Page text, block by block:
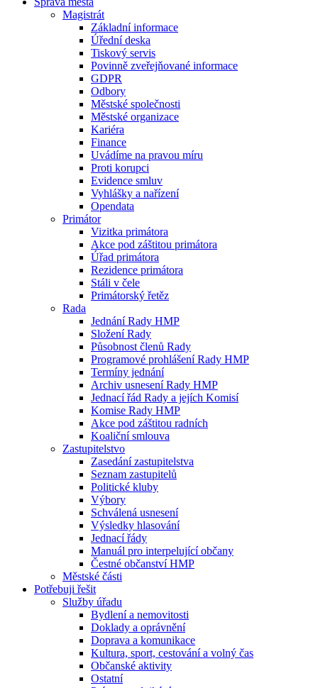
Magistrát
Základní informace
Úřední deska
Tiskový servis
Povinně zveřejňované informace
GDPR
Odbory
Městské společnosti
Městské organizace
Kariéra
Finance
Uvádíme na pravou míru
Proti korupci
Evidence smluv
Vyhlášky a nařízení
Opendata
Primátor
Vizitka primátora
Akce pod záštitou primátora
Úřad primátora
Rezidence primátora
Stáli v čele
Primátorský řetěz
Rada
Jednání Rady HMP
Složení Rady
Působnost členů Rady
Programové prohlášení Rady HMP
Termíny jednání
Archiv usnesení Rady HMP
Jednací řád Rady a jejích Komisí
Komise Rady HMP
Akce pod záštitou radních
Koaliční smlouva
Zastupitelstvo
Zasedání zastupitelstva
Seznam zastupitelů
Politické kluby
Výbory
Schválená usnesení
Výsledky hlasování
Jednací řády
Manuál pro interpelující občany
Čestné občanství HMP
Městské části
Potřebuji řešit
Služby úřadu
Bydlení a nemovitosti
Doklady a oprávnění
Doprava a komunikace
Kultura, sport, cestování a volný čas
Občanské aktivity
Ostatní